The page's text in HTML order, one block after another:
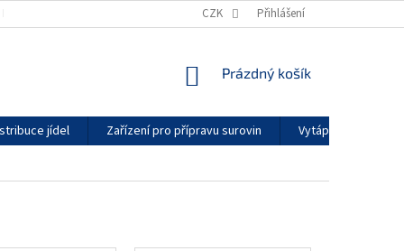
ZÁRUČNÍ PODMÍNKY DODACÍ LHŮTY
CZK Přihlášení
NÁKUPNÍ
Prázdný košík
jídel Zařízení pro přípravu surovin
Vytápění a